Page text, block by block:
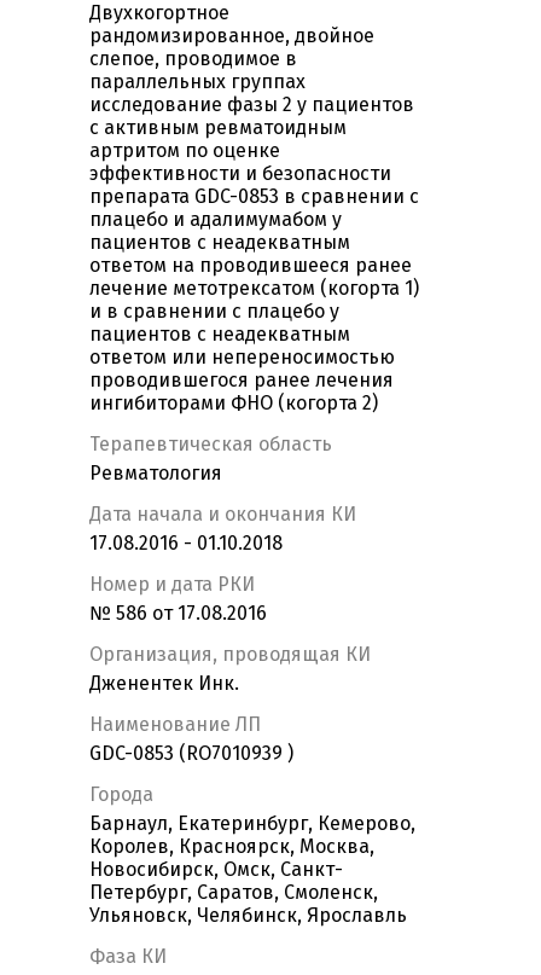
Двухкогортное
рандомизированное, двойное
слепое, проводимое в
параллельных группах
исследование фазы 2 у пациентов
с активным ревматоидным
артритом по оценке
эффективности и безопасности
препарата GDC-0853 в сравнении с
плацебо и адалимумабом у
пациентов с неадекватным
ответом на проводившееся ранее
лечение метотрексатом (когорта 1)
и в сравнении с плацебо у
пациентов с неадекватным
ответом или непереносимостью
проводившегося ранее лечения
ингибиторами ФНО (когорта 2)
Терапевтическая область
Ревматология
Дата начала и окончания КИ
17.08.2016 - 01.10.2018
Номер и дата РКИ
№ 586 от 17.08.2016
Организация, проводящая КИ
Дженентек Инк.
Наименование ЛП
GDC-0853 (RO7010939 )
Города
Барнаул, Екатеринбург, Кемерово,
Королев, Красноярск, Москва,
Новосибирск, Омск, Санкт-
Петербург, Саратов, Смоленск,
Ульяновск, Челябинск, Ярославль
Фаза КИ